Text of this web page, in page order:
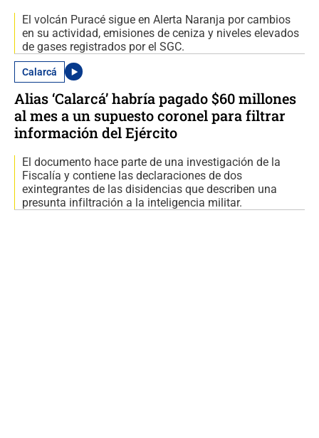
El volcán Puracé sigue en Alerta Naranja por cambios
en su actividad, emisiones de ceniza y niveles elevados
de gases registrados por el SGC.
Calarcá
Alias ‘Calarcá’ habría pagado $60 millones
al mes a un supuesto coronel para filtrar
información del Ejército
El documento hace parte de una investigación de la
Fiscalía y contiene las declaraciones de dos
exintegrantes de las disidencias que describen una
presunta infiltración a la inteligencia militar.